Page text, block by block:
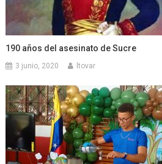
190 años del asesinato de Sucre
3 junio, 2020 ltovar